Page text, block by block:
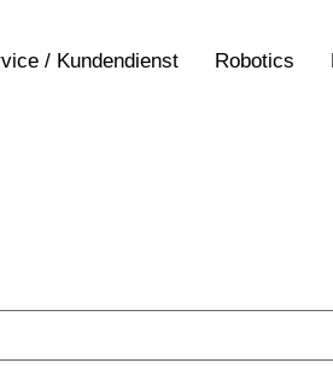
/ Kundendienst Robotics